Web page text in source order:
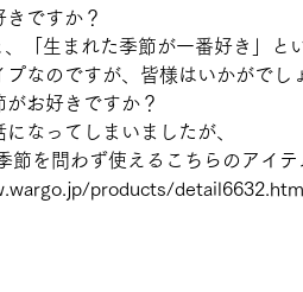
ですか？
「生まれた季節が一番好き」と
なのですが、皆様はいかがでし
お好きですか？
なってしまいましたが、
節を問わず使えるこちらのアイテ
products/